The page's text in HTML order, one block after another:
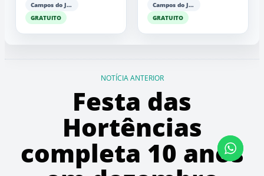
Campos do Jordão
GRATUITO
Campos do Jordão
GRATUITO
NOTÍCIA ANTERIOR
Festa das
Hortências
completa 10 anos